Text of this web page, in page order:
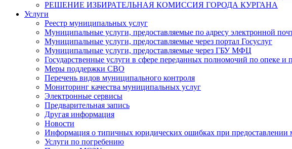
РЕШЕНИЕ ИЗБИРАТЕЛЬНАЯ КОМИССИЯ ГОРОДА КУРГАНА
Услуги
Реестр муниципальных услуг
Муниципальные услуги, предоставляемые по адресу электронной
Муниципальные услуги, предоставляемые через портал Госуслуг
Муниципальные услуги, предоставляемые через ГБУ МФЦ
Государственные услуги в сфере переданных полномочий по опеке и
Меры поддержки СВО
Перечень видов муниципального контроля
Мониторинг качества муниципальных услуг
Электронные сервисы
Предварительная запись
Другая информация
Новости
Информация о типичных юридических ошибках при предоставлении
Услуги по погребению